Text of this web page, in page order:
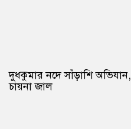
দুধকুমার নদে সাঁড়াশি
চায়না জাল